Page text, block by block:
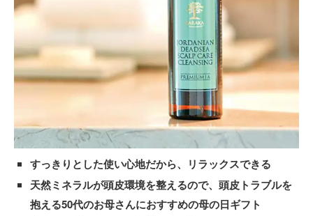
すっきりとした使い心地だから、リラックスできる
天然ミネラルが頭皮環境を整えるので、頭皮トラブルを
抱える50代のお母さんにおすすめの母の日ギフト